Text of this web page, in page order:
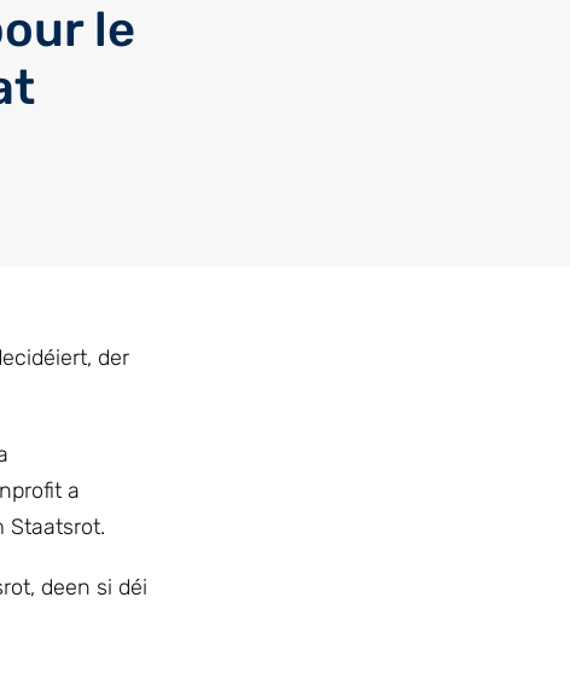
le
der
a
Staatsrot.
deen si déi